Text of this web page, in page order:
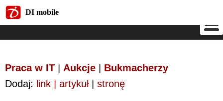
DI mobile
Praca w IT Aukcje
Bukmacherzy
Dodaj: link | artykuł| stronę
DI mobile